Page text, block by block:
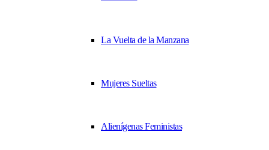
La Vuelta de la Manzana
Mujeres Sueltas
Alienígenas Feministas